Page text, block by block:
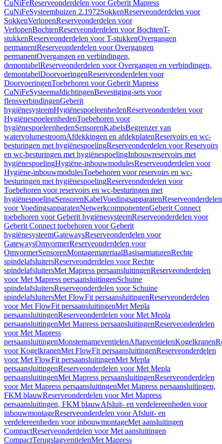
CuNiFeReserveonderdelen voor Geberit Mapress
CuNiFeSysteembuizen 2.1972SokkenReserveonderdelen voor
SokkenVerlopenReserveonderdelen voor
VerlopenBochtenReserveonderdelen voor BochtenT-
stukkenReserveonderdelen voor T-stukkenOvergangen
permanentReserveonderdelen voor Overgangen
permanentOvergangen en verbindingen,
demontabelReserveonderdelen voor Overgangen en verbindingen,
demontabelDoorvoeringenReserveonderdelen voor
DoorvoeringenToebehoren voor Geberit Mapress
CuNiFeSysteemafdichtingenBevestiging-sets voor
flensverbindingenGeberit
hygiënesysteemHygiënespoeleenhedenReserveonderdelen voor
HygiënespoeleenhedenToebehoren voor
hygiënespoeleenhedenSensorenKabelsBegrenzer van
watervolumestroomAfdekkingen en afdekplatenReservoirs en wc-
besturingen met hygiënespoelingReserveonderdelen voor Reservoirs
en wc-besturingen met hygiënespoelingInbouwreservoirs met
hygiënespoelingHygiëne-inbouwmodulesReserveonderdelen voor
Hygiëne-inbouwmodulesToebehoren voor reservoirs en wc-
besturingen met hygiënespoelingReserveonderdelen voor
Toebehoren voor reservoirs en wc-besturingen met
hygiënespoelingSensorenKabelVoedingsapparatenReserveonderdelen
voor VoedingsapparatenNetwerkcomponentenGeberit Connect
toebehoren voor Geberit hygiënesysteemReserveonderdelen voor
Geberit Connect toebehoren voor Geberit
hygiënesysteemGatewaysReserveonderdelen voor
GatewaysOmvormerReserveonderdelen voor
OmvormerSensorenMontagemateriaalBasisarmaturenRechte
spindelafsluitersReserveonderdelen voor Rechte
spindelafsluitersMet Mapress persaansluitingenReserveonderdelen
voor Met Mapress persaansluitingenSchuine
spindelafsluitersReserveonderdelen voor Schuine
spindelafsluitersMet FlowFit persaansluitingenReserveonderdelen
voor Met FlowFit persaansluitingenMet Mepla
persaansluitingenReserveonderdelen voor Met Mepla
persaansluitingenMet Mapress persaansluitingenReserveonderdelen
voor Met Mapress
persaansluitingenMonsternameventielenAftapventielenKogelkranen
voor KogelkranenMet FlowFit persaansluitingenReserveonderdelen
voor Met FlowFit persaansluitingenMet Mepla
persaansluitingenReserveonderdelen voor Met Mepla
persaansluitingenMet Mapress persaansluitingenReserveonderdelen
voor Met Mapress persaansluitingenMet Mapress persaansluitingen,
FKM blauwReserveonderdelen voor Met Mapress
persaansluitingen, FKM blauwAfsluit- en verdelereenheden voor
inbouwmontageReserveonderdelen voor Afsluit- en
verdelereenheden voor inbouwmontageMet aansluitingen
CompactReserveonderdelen voor Met aansluitingen
CompactTerugslagventielenMet Mapress